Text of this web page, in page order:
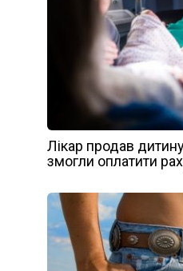
Лікар продав
змогли оплатити